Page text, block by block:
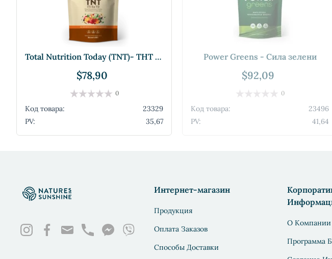
Total Nutrition Today (TNT)- ТНТ (все не
$78,90
0
Код товара:
23329
PV:
35,67
Power Greens - Сила зелени
$92,09
0
Код товара:
23496
PV:
41,64
Интернет-магазин
Продукция
Оплата Заказов
Способы Доставки
О Компании
Программа